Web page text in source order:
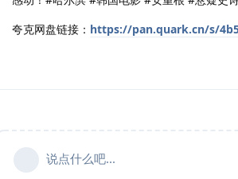
夸克网盘链接： https://pan.quark.cn/s/
说点什么吧...